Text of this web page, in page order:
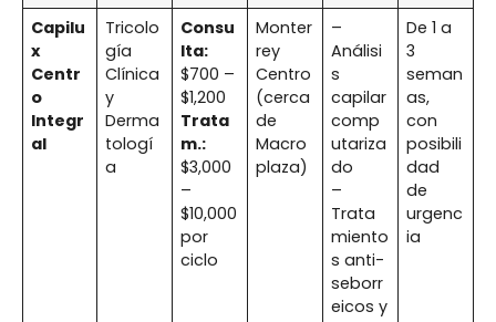
Capilu
x
Centr
o
Integr
al
Tricolo
gía
Clínica
y
Derma
tologí
a
Consu
lta:
$700 –
$1,200
Trata
m.:
$3,000
–
$10,000
por
ciclo
Monter
rey
Centro
(cerca
de
Macro
plaza)
–
Análisi
s
capilar
comp
utariza
do
–
Trata
miento
s anti-
seborr
eicos y
De 1 a
3
seman
as,
con
posibili
dad
de
urgenc
ia